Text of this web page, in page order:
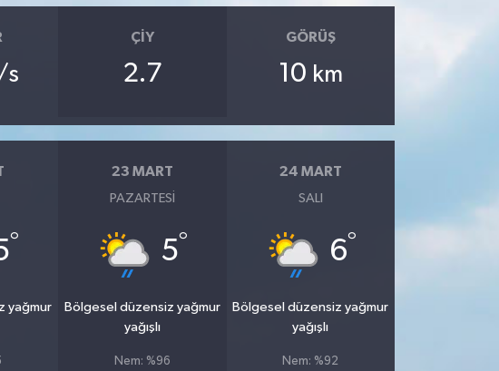
s
ÇIY
2.7
GÖRÜŞ
10 km
°
yağmur
23 MART
PAZARTESI
5°
Bölgesel düzensiz yağmur
yağışlı
Nem: %96
24 MART
SALI
6°
Bölgesel düzensiz yağmur
yağışlı
Nem: %92